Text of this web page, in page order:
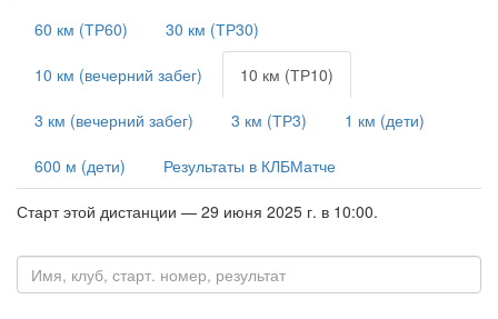
60 км (ТР60) 30 км (ТР30)
10 км (вечерний забег) 10 км (ТР10)
3 км (вечерний забег) 3 км (ТР3) 1 км (дети)
600 м (дети) Результаты в КЛБМатче
Старт этой дистанции — 29 июня 2025 г. в 10:00.